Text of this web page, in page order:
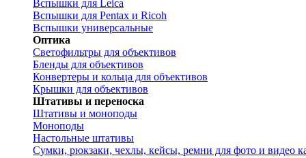
Вспышки для Leica
Вспышки для Pentax и Ricoh
Вспышки универсальные
Оптика
Светофильтры для объективов
Бленды для объективов
Конвертеры и кольца для объективов
Крышки для объективов
Штативы и переноска
Штативы и моноподы
Моноподы
Настольные штативы
Сумки, рюкзаки, чехлы, кейсы, ремни для фото и видео